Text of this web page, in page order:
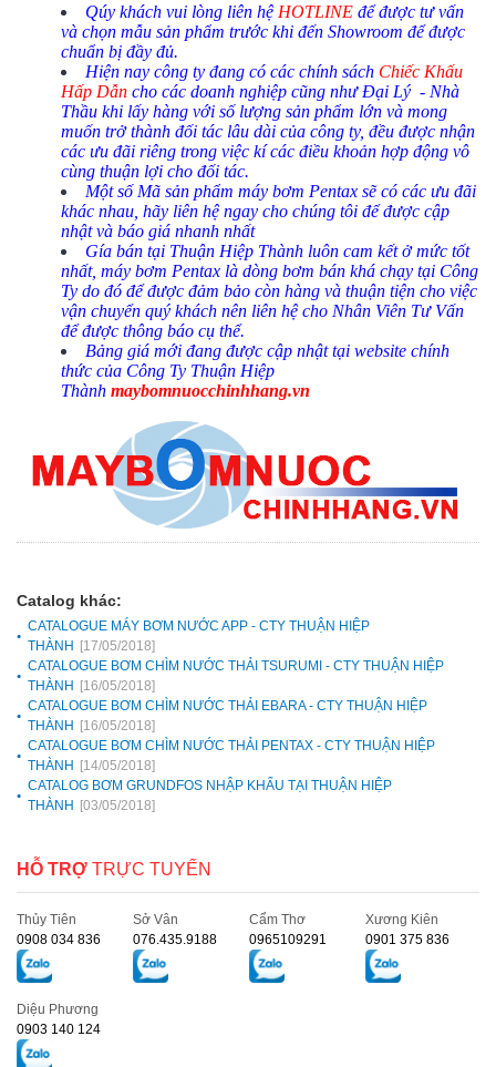
Qúy khách vui lòng liên hệ HOTLINE để được tư vấn
và chọn mẫu sản phẩm trước khi đến Showroom để được
chuẩn bị đầy đủ.
Hiện nay công ty đang có các chính sách Chiếc Khấu
Hấp Dẫn cho các doanh nghiệp cũng như Đại Lý - Nhà
Thầu khi lấy hàng với số lượng sản phẩm lớn và mong
muốn trở thành đối tác lâu dài của công ty, đều được nhận
các ưu đãi riêng trong việc kí các điều khoản hợp động vô
cùng thuận lợi cho đối tác.
Một số Mã sản phẩm máy bơm Pentax sẽ có các ưu đãi
khác nhau, hãy liên hệ ngay cho chúng tôi để được cập
nhật và báo giá nhanh nhất
Gía bán tại Thuận Hiệp Thành luôn cam kết ở mức tốt
nhất, máy bơm Pentax là dòng bơm bán khá chạy tại Công
Ty do đó để được đảm bảo còn hàng và thuận tiện cho việc
vận chuyển quý khách nên liên hệ cho Nhân Viên Tư Vấn
để được thông báo cụ thể.
Bảng giá mới đang được cập nhật tại website chính
thức của Công Ty Thuận Hiệp
Thành maybomnuocchinhhang.vn
Catalog khác:
CATALOGUE MÁY BƠM NƯỚC APP - CTY THUẬN HIỆP
THÀNH
[17/05/2018]
CATALOGUE BƠM CHÌM NƯỚC THẢI TSURUMI - CTY THUẬN HIỆP
THÀNH
[16/05/2018]
CATALOGUE BƠM CHÌM NƯỚC THẢI EBARA - CTY THUẬN HIỆP
THÀNH
[16/05/2018]
CATALOGUE BƠM CHÌM NƯỚC THẢI PENTAX - CTY THUẬN HIỆP
THÀNH
[14/05/2018]
CATALOG BƠM GRUNDFOS NHẬP KHẨU TẠI THUẬN HIỆP
THÀNH
[03/05/2018]
HỖ TRỢ TRỰC TUYẾN
Thủy Tiên
0908 034 836
Sở Vân
076.435.9188
Cẩm Thơ
0965109291
Xương Kiên
0901 375 836
Diệu Phương
0903 140 124